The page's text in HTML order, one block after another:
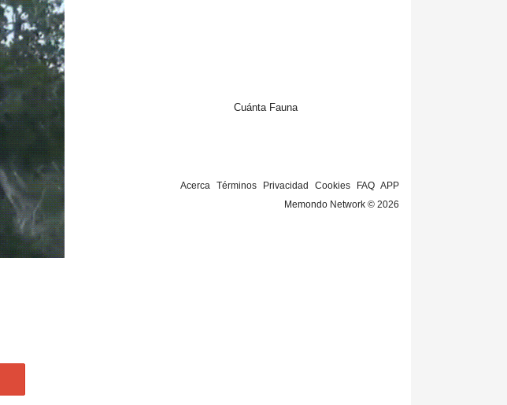
Cuánta Fauna
Acerca Términos Privacidad Cookies FAQ APP
Memondo Network © 2026